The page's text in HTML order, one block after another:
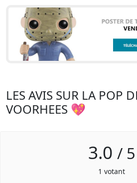
LES AVIS SUR LA POP
VOORHEES 💖
3.0 / 5
1 votant